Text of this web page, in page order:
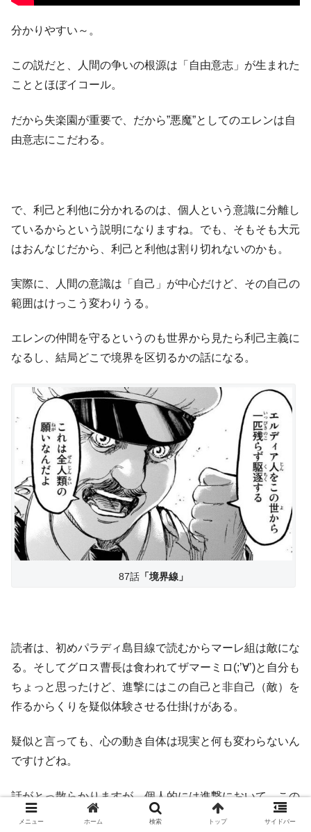
分かりやすい～。
この説だと、人間の争いの根源は「自由意志」が生まれた
こととほぼイコール。
だから失楽園が重要で、だから”悪魔”としてのエレンは自
由意志にこだわる。
で、利己と利他に分かれるのは、個人という意識に分離し
ているからという説明になりますね。でも、そもそも大元
はおんなじだから、利己と利他は割り切れないのかも。
実際に、人間の意識は「自己」が中心だけど、その自己の
範囲はけっこう変わりうる。
エレンの仲間を守るというのも世界から見たら利己主義に
なるし、結局どこで境界を区切るかの話になる。
87話 「境界線」
読者は、初めパラディ島目線で読むからマーレ組は敵にな
る。そしてグロス曹長は食われてザマーミロ(;’∀’)と自分も
ちょっと思ったけど、進撃にはこの自己と非自己（敵）を
作るからくりを疑似体験させる仕掛けがある。
疑似と言っても、心の動き自体は現実と何も変わらないん
ですけどね。
話がとっ散らかりますが、個人的には進撃において、この
二元性の対立を越える第三の道が出てくるのか？というの
メニュー ホーム 検索 トップ サイドバー